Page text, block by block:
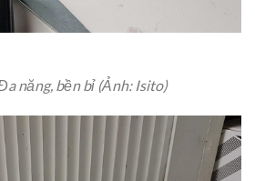
năng, bền bỉ (Ảnh: Isito)